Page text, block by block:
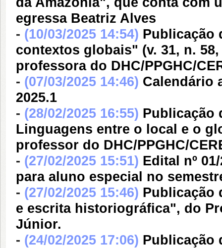
egressa Beatriz Alves
- (10/03/2025 14:54) Publicação
contextos globais" (v. 31, n.
professora do DHC/PPGHC/
- (07/03/2025 14:46) Calendário
2025.1
- (28/02/2025 16:55) Publicação
Linguagens entre o local e o
professor do DHC/PPGHC/
- (27/02/2025 15:51) Edital nº
para aluno especial no
- (27/02/2025 15:46) Publicação
e escrita historiográfica", do
Júnior.
- (24/02/2025 17:06) Publicação